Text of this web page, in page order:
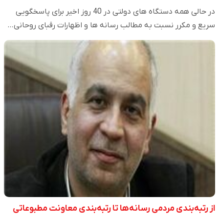
در حالی همه دستگاه های دولتی در 40 روز اخیر برای پاسخگویی
سریع و مکرر نسبت به مطالب رسانه ها و اظهارات رقبای روحانی…
از رتبه‌بندی مردمی رسانه‌ها تا رتبه‌بندی معاونت مطبوعاتی